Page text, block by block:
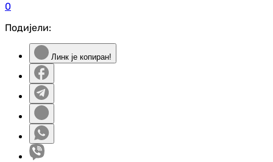
0
Подијели:
Линк је копиран!